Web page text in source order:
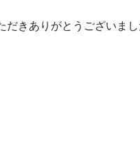
だきありがとうございまし